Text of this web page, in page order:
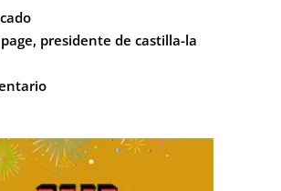
presidente de castilla-la